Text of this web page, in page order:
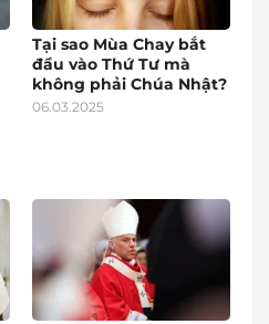
Tại sao Mùa Chay bắt
đầu vào Thứ Tư mà
không phải Chúa Nhật?
06.03.2025